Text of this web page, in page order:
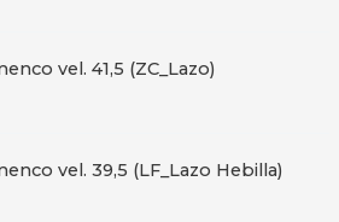
vel. 41,5 (ZC_Lazo)
vel. 39,5 (LF_Lazo Hebilla)